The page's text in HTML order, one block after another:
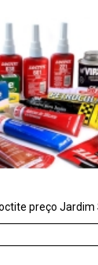
preço Jardim